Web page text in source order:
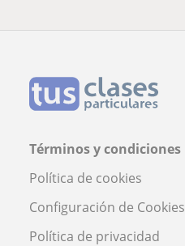
Términos y condiciones
Política de cookies
Configuración de Cookies
Política de privacidad